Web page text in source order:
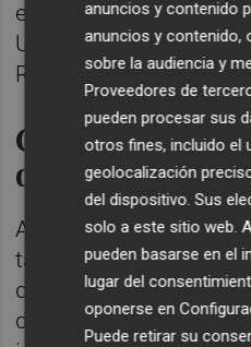
emérito de Lengua
Universidad de
Real Academia
Cómo
diccionario
Al igual que el huerto
también lo está,
de recuperar términos
de extinción, también
anuncios y contenido
anuncios y contenido,
sobre la audiencia y
Proveedores de
pueden procesar sus
otros fines, incluido el
geolocalización
del dispositivo. Sus
solo a este sitio web.
pueden basarse en el
lugar del
oponerse en
Puede retirar su